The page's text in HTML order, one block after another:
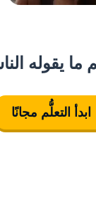
ما يقوله
ابدأ التعلُّم مجانًا